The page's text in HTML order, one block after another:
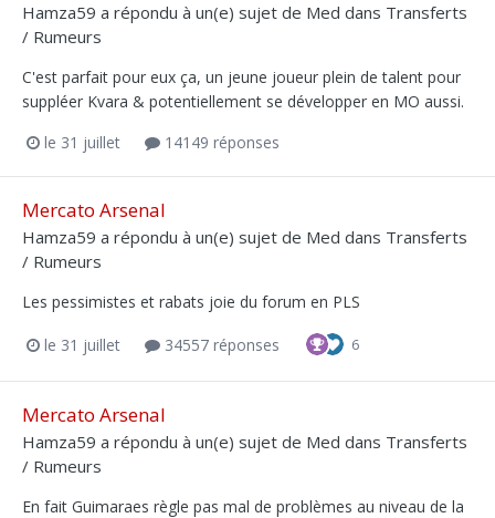
Hamza59 a répondu à un(e) sujet de Med dans Transferts
/ Rumeurs
C'est parfait pour eux ça, un jeune joueur plein de talent pour
suppléer Kvara & potentiellement se développer en MO aussi.
le 31 juillet
14149 réponses
Mercato Arsenal
Hamza59 a répondu à un(e) sujet de Med dans Transferts
/ Rumeurs
Les pessimistes et rabats joie du forum en PLS
le 31 juillet 34557 réponses 6
Mercato Arsenal
Hamza59 a répondu à un(e) sujet de Med dans Transferts
/ Rumeurs
En fait Guimaraes règle pas mal de problèmes au niveau de la